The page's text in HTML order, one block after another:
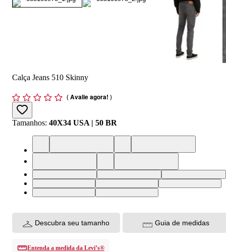
Calça Jeans 510 Skinny
(Avalie agora! )
Tamanhos: 40X34 USA | 50 BR
Descubra seu tamanho Guia de medidas
Entenda a medida da Levi’s®